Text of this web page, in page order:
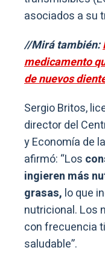
asociados a su
//Mirá también:
medicamento
de nuevos
Sergio Britos,
director del
y Economía de
afirmó: “Los
ingieren más
grasas, lo que
nutricional. Los
con frecuencia
saludable”.